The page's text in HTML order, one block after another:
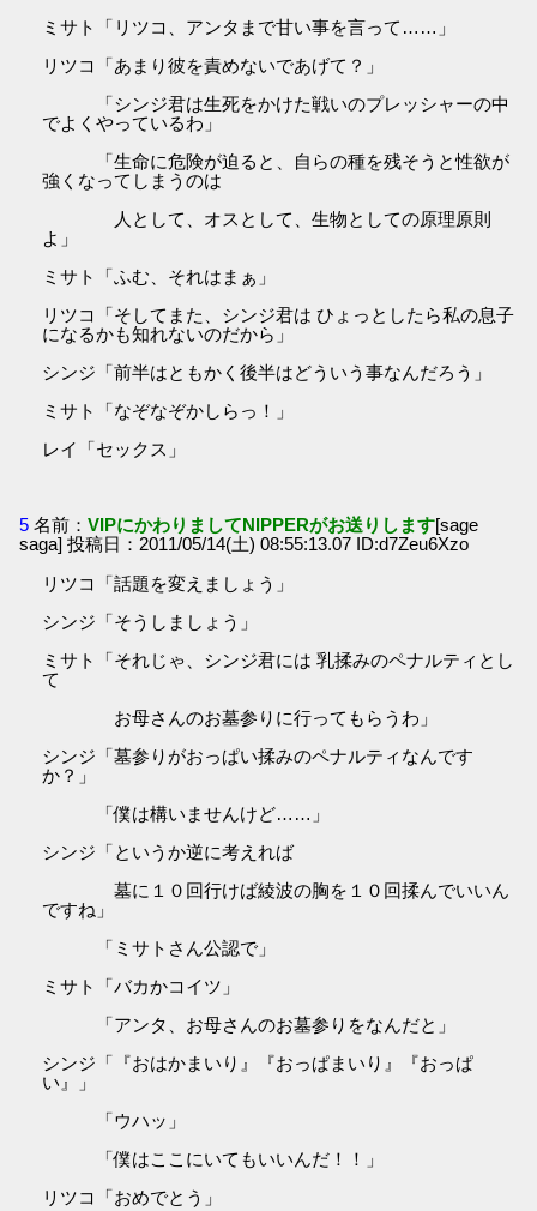
ミサト「リツコ、アンタまで甘い事を言って……」
リツコ「あまり彼を責めないであげて？」
「シンジ君は生死をかけた戦いのプレッシャーの中
でよくやっているわ」
「生命に危険が迫ると、自らの種を残そうと性欲が
強くなってしまうのは
人として、オスとして、生物としての原理原則
よ」
ミサト「ふむ、それはまぁ」
リツコ「そしてまた、シンジ君は ひょっとしたら私の息子
になるかも知れないのだから」
シンジ「前半はともかく後半はどういう事なんだろう」
ミサト「なぞなぞかしらっ！」
レイ「セックス」
5 名前：VIPにかわりましてNIPPERがお送りします[sage
saga] 投稿日：2011/05/14(土) 08:55:13.07 ID:d7Zeu6Xzo
リツコ「話題を変えましょう」
シンジ「そうしましょう」
ミサト「それじゃ、シンジ君には 乳揉みのペナルティとし
て
お母さんのお墓参りに行ってもらうわ」
シンジ「墓参りがおっぱい揉みのペナルティなんです
か？」
「僕は構いませんけど……」
シンジ「というか逆に考えれば
墓に１０回行けば綾波の胸を１０回揉んでいいん
ですね」
「ミサトさん公認で」
ミサト「バカかコイツ」
「アンタ、お母さんのお墓参りをなんだと」
シンジ「『おはかまいり』『おっぱまいり』『おっぱ
い』」
「ウハッ」
「僕はここにいてもいいんだ！！」
リツコ「おめでとう」